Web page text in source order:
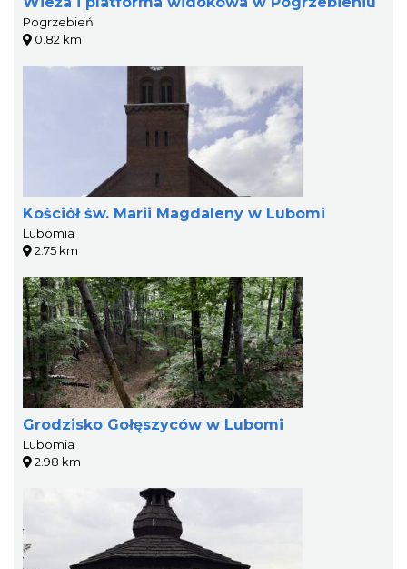
Pogrzebień
0.82 km
Kościół św. Marii Magdaleny w Lubomi
Lubomia
2.75 km
Grodzisko Gołęszyców w Lubomi
Lubomia
2.98 km